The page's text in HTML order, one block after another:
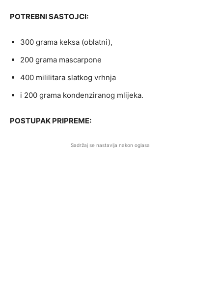
POTREBNI SASTOJCI:
300 grama keksa (oblatni),
200 grama mascarpone
400 mililitara slatkog vrhnja
i 200 grama kondenziranog mlijeka.
POSTUPAK PRIPREME:
Sadržaj se nastavlja nakon oglasa